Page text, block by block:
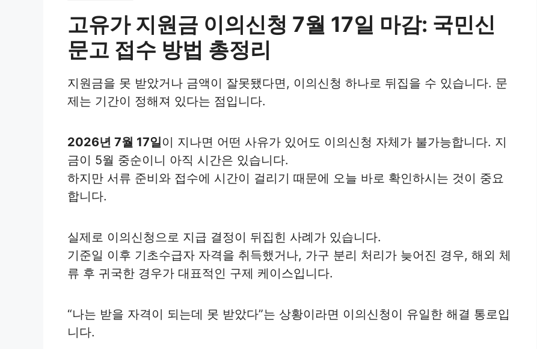
고유가 지원금 이의신청 7월 17일 마감: 국민신
문고 접수 방법 총정리
지원금을 못 받았거나 금액이 잘못됐다면, 이의신청 하나로 뒤집을 수 있습니다. 문
제는 기간이 정해져 있다는 점입니다.
2026년 7월 17일이 지나면 어떤 사유가 있어도 이의신청 자체가 불가능합니다. 지
금이 5월 중순이니 아직 시간은 있습니다.
하지만 서류 준비와 접수에 시간이 걸리기 때문에 오늘 바로 확인하시는 것이 중요
합니다.
실제로 이의신청으로 지급 결정이 뒤집힌 사례가 있습니다.
기준일 이후 기초수급자 자격을 취득했거나, 가구 분리 처리가 늦어진 경우, 해외 체
류 후 귀국한 경우가 대표적인 구제 케이스입니다.
“나는 받을 자격이 되는데 못 받았다”는 상황이라면 이의신청이 유일한 해결 통로입
니다.